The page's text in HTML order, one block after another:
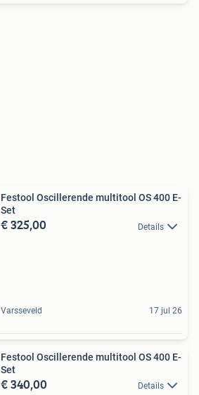
Festool Oscillerende multitool OS 400 E-
Set
€ 325,00 Details
Varsseveld 17 jul 26
Festool Oscillerende multitool OS 400 E-
Set
€ 340,00 Details